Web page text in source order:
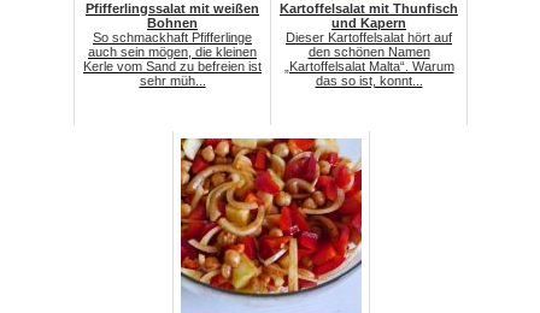
Pfifferlingssalat mit weißen
Bohnen
So schmackhaft Pfifferlinge
auch sein mögen, die kleinen
Kerle vom Sand zu befreien ist
sehr müh...
Kartoffelsalat mit Thunfisch
und Kapern
Dieser Kartoffelsalat hört auf
den schönen Namen
„Kartoffelsalat Malta“. Warum
das so ist, konnt...